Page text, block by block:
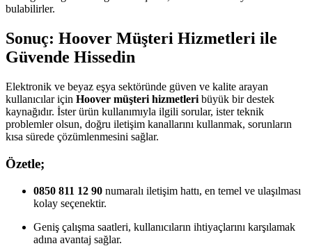
bulabilirler.
Sonuç: Hoover Müşteri Hizmetleri ile
Güvende Hissedin
Elektronik ve beyaz eşya sektöründe güven ve kalite arayan
kullanıcılar için Hoover müşteri hizmetleri büyük bir destek
kaynağıdır. İster ürün kullanımıyla ilgili sorular, ister teknik
problemler olsun, doğru iletişim kanallarını kullanmak, sorunların
kısa sürede çözümlenmesini sağlar.
Özetle;
0850 811 12 90 numaralı iletişim hattı, en temel ve ulaşılması
kolay seçenektir.
Geniş çalışma saatleri, kullanıcıların ihtiyaçlarını karşılamak
adına avantaj sağlar.